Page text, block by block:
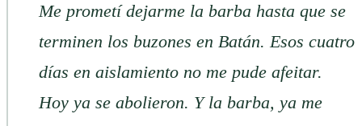
Me prometí dejarme la barba hasta que se
terminen los buzones en Batán. Esos cuatro
días en aislamiento no me pude afeitar.
Hoy ya se abolieron. Y la barba, ya me